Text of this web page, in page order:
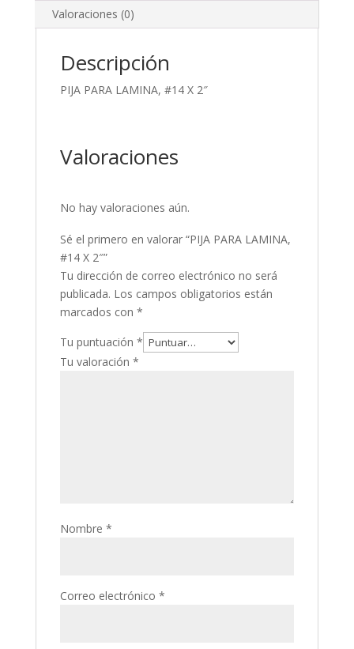
Valoraciones (0)
Descripción
PIJA PARA LAMINA, #14 X 2″
Valoraciones
No hay valoraciones aún.
Sé el primero en valorar “PIJA PARA LAMINA,
#14 X 2″”
Tu dirección de correo electrónico no será
publicada. Los campos obligatorios están
marcados con *
Tu puntuación *
Tu valoración *
Nombre *
Correo electrónico *